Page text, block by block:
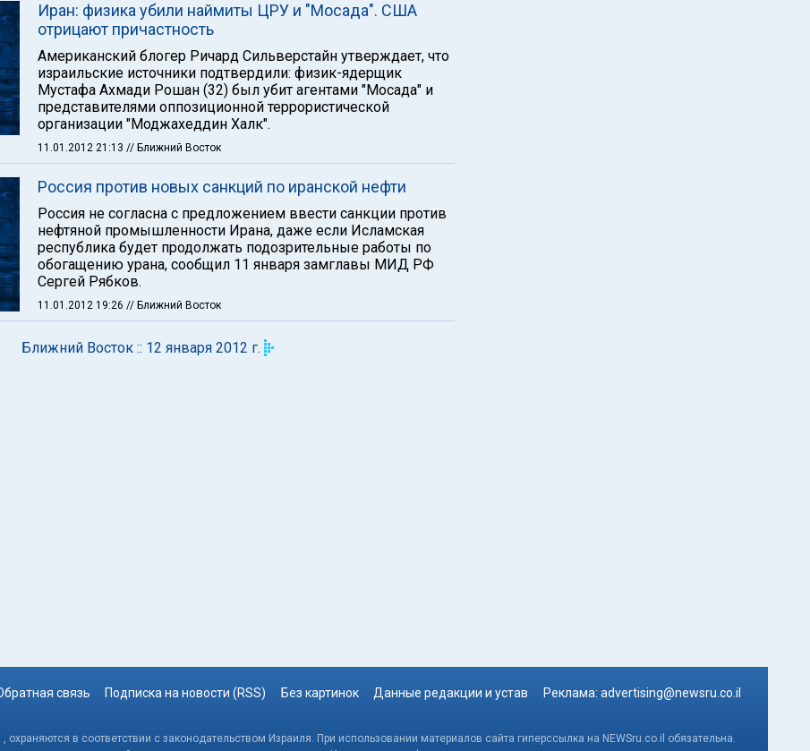
Иран: физика убили наймиты ЦРУ и "Мосада". США
отрицают причастность
Американский блогер Ричард Сильверстайн утверждает, что
израильские источники подтвердили: физик-ядерщик
Мустафа Ахмади Рошан (32) был убит агентами "Мосада" и
представителями оппозиционной террористической
организации "Моджахеддин Халк".
11.01.2012 21:13 // Ближний Восток
Россия против новых санкций по иранской нефти
Россия не согласна с предложением ввести санкции против
нефтяной промышленности Ирана, даже если Исламская
республика будет продолжать подозрительные работы по
обогащению урана, сообщил 11 января замглавы МИД РФ
Сергей Рябков.
11.01.2012 19:26 // Ближний Восток
Ближний Восток :: 12 января 2012 г.
связь Подписка на новости (RSS) Без картинок Данные редакции и устав Реклама: advertising@newsru.co.il
в соответствии с законодательством Израиля. При использовании материалов сайта гиперссылка на NEWSru.co.il обязательна.